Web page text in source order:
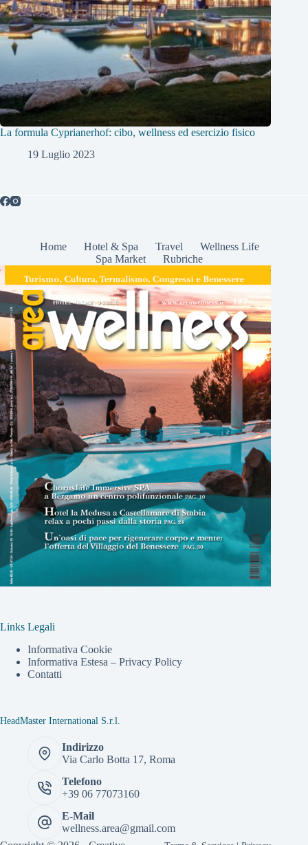
La formula Cyprianerhof: cibo, wellness ed esercizio fisico
19 Luglio 2023
Home Hotel & Spa Travel
Wellness Life
Spa Market
Rubriche
Links Legali
Informativa Cookie
Informativa Estesa – Privacy Policy
Contatti
HeadMaster International S.r.l.
Indirizzo
Via Carlo Botta 17, Roma
Telefono
+39 06 77073160
E-Mail
wellness.area@gmail.com